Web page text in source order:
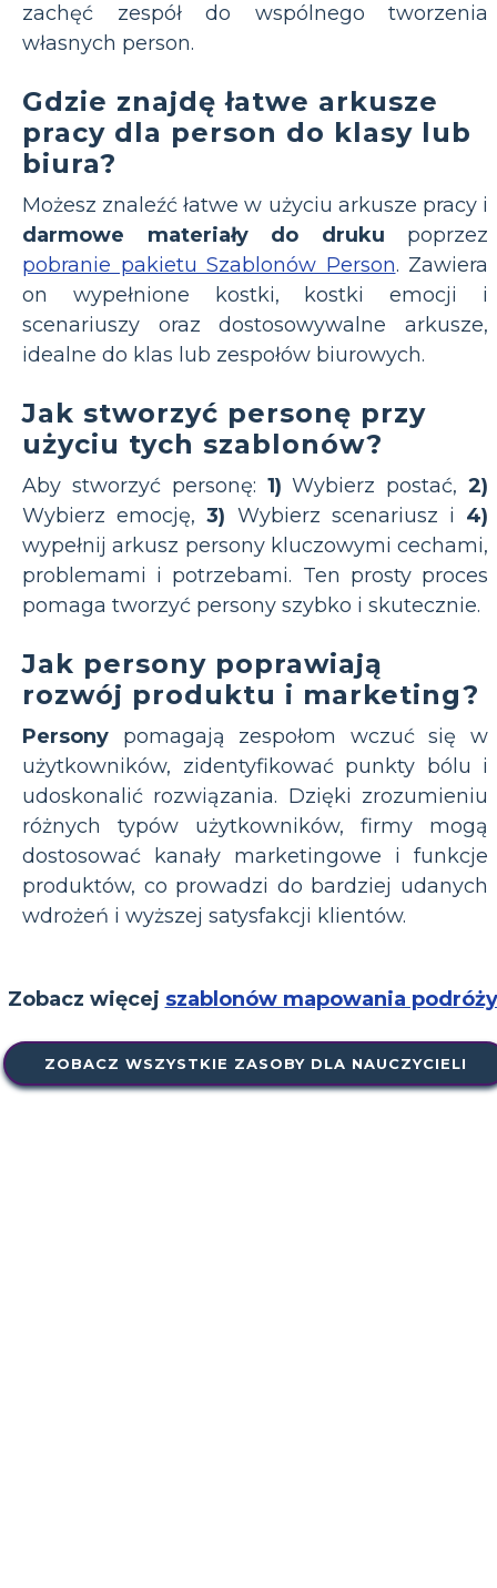
zachęć zespół do wspólnego tworzenia
własnych person.
Gdzie znajdę łatwe arkusze
pracy dla person do klasy lub
biura?
Możesz znaleźć łatwe w użyciu arkusze pracy i
darmowe materiały do druku poprzez
pobranie pakietu Szablonów Person. Zawiera
on wypełnione kostki, kostki emocji i
scenariuszy oraz dostosowywalne arkusze,
idealne do klas lub zespołów biurowych.
Jak stworzyć personę przy
użyciu tych szablonów?
Aby stworzyć personę: 1) Wybierz postać, 2)
Wybierz emocję,3) Wybierz scenariusz i 4)
wypełnij arkusz persony kluczowymi cechami,
problemami i potrzebami. Ten prosty proces
pomaga tworzyć persony szybko i skutecznie.
Jak persony poprawiają
rozwój produktu i marketing?
Persony pomagają zespołom wczuć się w
użytkowników, zidentyfikować punkty bólu i
udoskonalić rozwiązania. Dzięki zrozumieniu
różnych typów użytkowników, firmy mogą
dostosować kanały marketingowe i funkcje
produktów, co prowadzi do bardziej udanych
wdrożeń i wyższej satysfakcji klientów.
Zobacz więcej szablonów mapowania podróży
ZOBACZ WSZYSTKIE ZASOBY DLA NAUCZYCIELI